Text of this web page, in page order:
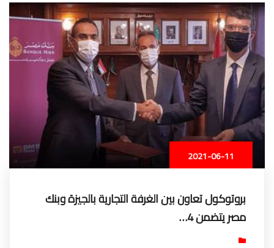
2021-06-11
بروتوكول تعاون بين الغرفة التجارية بالجيزة وبنك
مصر يتضمن 4…